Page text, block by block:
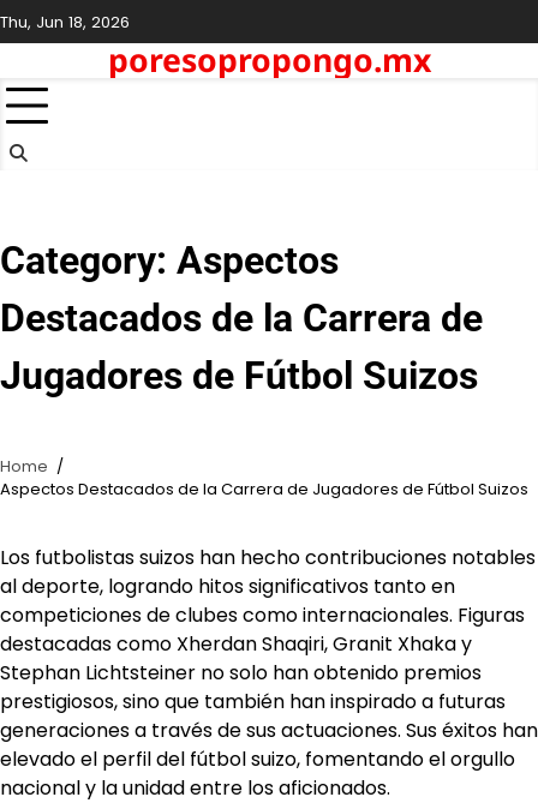
Skip
to
Thu, Jun 18, 2026
poresopropongo.mx
Category: Aspectos
Destacados de la Carrera de
Jugadores de Fútbol Suizos
Home
Aspectos Destacados de la Carrera de Jugadores de Fútbol Suizos
Los futbolistas suizos han hecho contribuciones notables
al deporte, logrando hitos significativos tanto en
competiciones de clubes como internacionales. Figuras
destacadas como Xherdan Shaqiri, Granit Xhaka y
Stephan Lichtsteiner no solo han obtenido premios
prestigiosos, sino que también han inspirado a futuras
generaciones a través de sus actuaciones. Sus éxitos han
elevado el perfil del fútbol suizo, fomentando el orgullo
nacional y la unidad entre los aficionados.